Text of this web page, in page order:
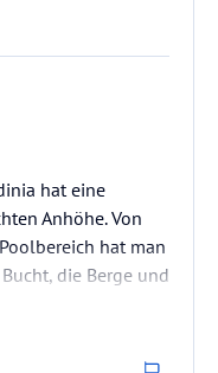
hat eine
Anhöhe. Von
hat man
die Berge und
Strandhotel.